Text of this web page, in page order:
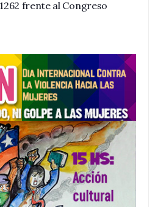
frente al Congreso